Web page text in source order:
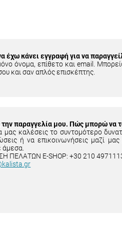
έχω κάνει εγγραφή για να
όνομα, επίθετο και email.
και σαν απλός επισκέπτης.
την παραγγελία μου. Πώς μπορώ να
μας καλέσεις το συντομότερο
ή να επικοινωνήσεις μαζί
άμεσα.
ΠΕΛΑΤΩΝ E-SHOP: +30 210